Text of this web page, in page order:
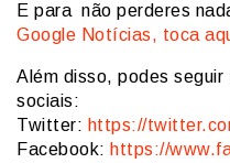
E para não perderes
Google Notícias, toca
Além disso, podes
sociais:
Twitter: https://
Facebook: https://